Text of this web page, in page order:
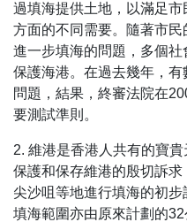
過填海提供土地，以滿足
方面的不同需要。隨著市
進一步填海的問題，多個
保護海港。在過去幾年，
問題，結果，終審法院在
要測試準則。
2. 維港是香港人共有的寶
保護和保存維港的殷切訴
尖沙咀等地進行填海的初
填海範圍亦由原來計劃的